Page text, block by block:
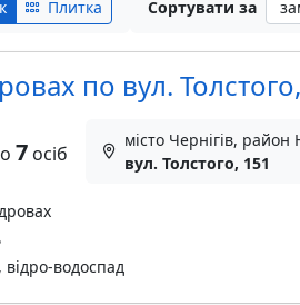
Плитка Сортувати за
по вул.
7осіб
місто Чернігів,
вул. Толстого, 151
водоспад